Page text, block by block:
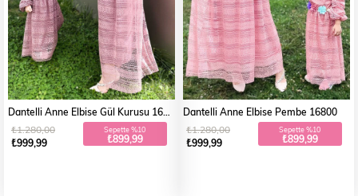
₺999,99
₺1.280,00 Sepette %10
₺899,99
Dantelli Anne Elbise Pembe 16800
₺999,99
₺1.280,00 Sepette %10
₺899,99